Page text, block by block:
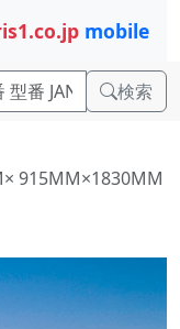
mobile
検索
915MM×1830MM